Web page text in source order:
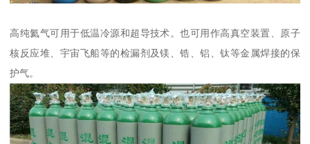
高纯氦气可用于低温冷源和超导技术。也可用作高真空装置、原子
核反应堆、宇宙飞船等的检漏剂及镁、锆、铝、钛等金属焊接的保
护气。